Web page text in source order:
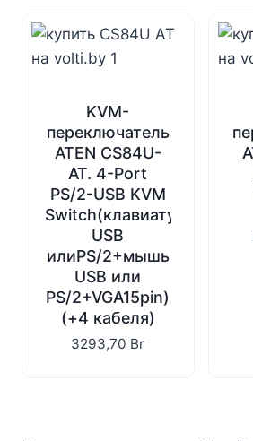
KVM-
переключатель
ATEN CS84U-
AT. 4-Port
PS/2-USB KVM
Switch(клавиатура
USB
илиPS/2+мышь
USB или
PS/2+VGA15pin)
(+4 кабеля)
3293,70 Br